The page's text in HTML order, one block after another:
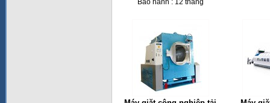
Bảo hành : 12 tháng